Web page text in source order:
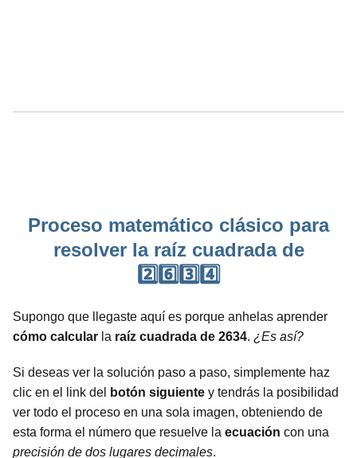
Proceso matemático clásico para
resolver la raíz cuadrada de
2️⃣6️⃣3️⃣4️⃣
Supongo que llegaste aquí es porque anhelas aprender
cómo calcular la raíz cuadrada de 2634. ¿Es así?
Si deseas ver la solución paso a paso, simplemente haz
clic en el link del
botón siguiente y tendrás la posibilidad
ver todo el proceso en una sola imagen, obteniendo de
esta forma el número que resuelve la ecuación con una
precisión de dos lugares decimales.